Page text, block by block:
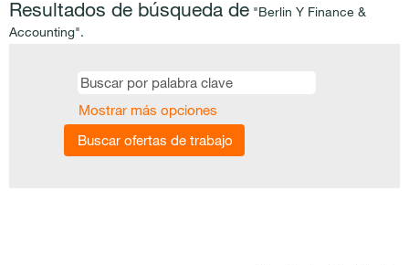
Resultados de búsqueda de "Berlin Y Finance &
Accounting".
Mostrar más opciones